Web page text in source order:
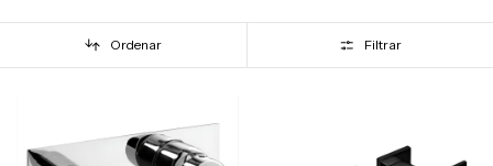
Ordenar Filtrar